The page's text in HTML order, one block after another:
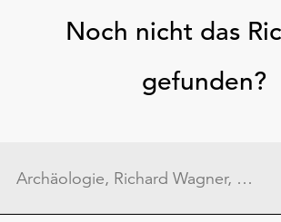
Noch nicht das
gefunden?